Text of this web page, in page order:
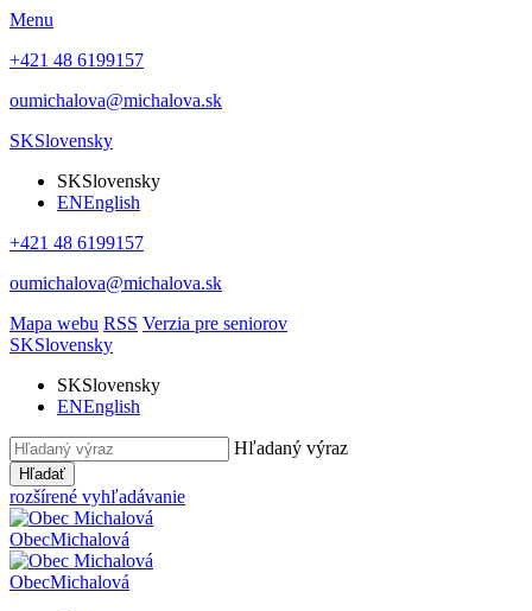
Menu
+421 48 6199157
oumichalova@michalova.sk
SKSlovensky
SKSlovensky
ENEnglish
+421 48 6199157
oumichalova@michalova.sk
Mapa webu RSS Verzia pre seniorov
SKSlovensky
SKSlovensky
ENEnglish
Hľadaný výraz
Hľadať
rozšírené vyhľadávanie
ObecMichalová
ObecMichalová